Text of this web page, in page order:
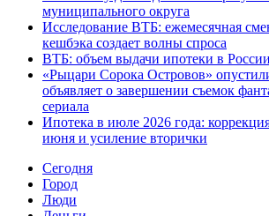
муниципального округа
Исследование ВТБ: ежемесячная
кешбэка создает волны спроса
ВТБ: объем выдачи ипотеки в
«Рыцари Сорока Островов»
объявляет о завершении съемок
сериала
Ипотека в июле 2026 года:
июня и усиление вторички
Cегодня
Город
Люди